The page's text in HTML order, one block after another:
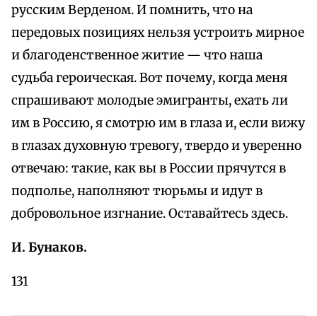
русским Верденом. И помнить, что на
передовых позициях нельзя устроить мирное
и благоденственное житие — что наша
судьба героическая. Вот почему, когда меня
спрашивают молодые эмигранты, ехать ли
им в Россию, я смотрю им в глаза и, если вижу
в глазах духовную тревогу, твердо и уверенно
отвечаю: такие, как вы в России прячутся в
подполье, наполняют тюрьмы и идут в
добровольное изгнание. Оставайтесь здесь.
И. Бунаков.
131